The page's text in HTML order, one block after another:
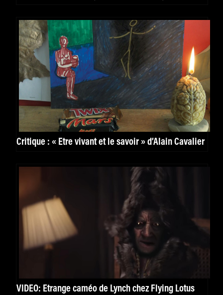
Critique : « Être vivant et le savoir » d’Alain Cavalier
VIDÉO: Étrange caméo de Lynch chez Flying Lotus